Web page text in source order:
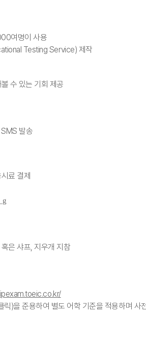
여명이 사용
Testing Service) 제작
수 있는 기회 제공
발송
료 결제
은 샤프, 지우개 지참
릭)을 준용하여 별도 어학 기준을 적용하며 사